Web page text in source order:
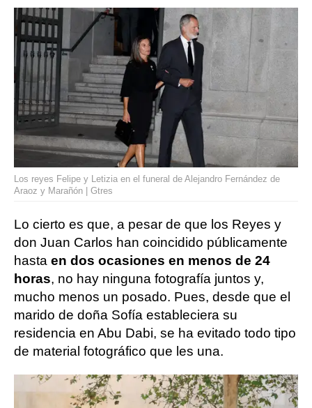
Los reyes Felipe y Letizia en el funeral de Alejandro Fernández de
Araoz y Marañón | Gtres
Lo cierto es que, a pesar de que los Reyes y
don Juan Carlos han coincidido públicamente
hasta en dos ocasiones en menos de 24
horas, no hay ninguna fotografía juntos y,
mucho menos un posado. Pues, desde que el
marido de doña Sofía estableciera su
residencia en Abu Dabi, se ha evitado todo tipo
de material fotográfico que les una.